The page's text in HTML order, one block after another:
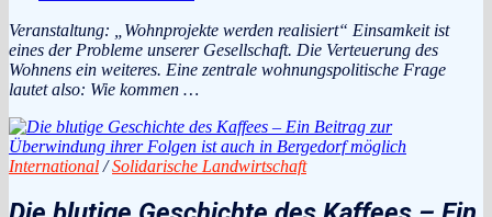
Veranstaltung: „Wohnprojekte werden realisiert“ Einsamkeit ist
eines der Probleme unserer Gesellschaft. Die Verteuerung des
Wohnens ein weiteres. Eine zentrale wohnungspolitische Frage
lautet also: Wie kommen …
International /Solidarische Landwirtschaft